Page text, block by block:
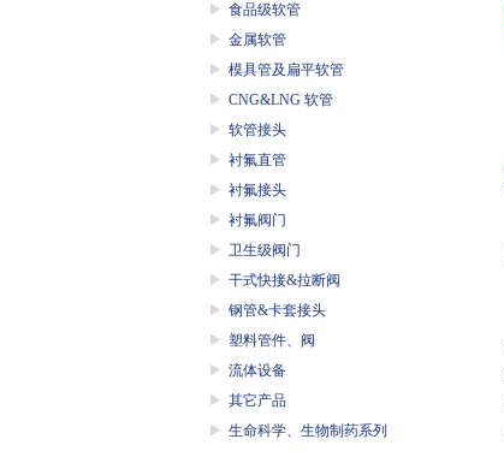
食品级软管
金属软管
模具管及扁平软管
CNG&LNG 软管
软管接头
衬氟直管
衬氟接头
衬氟阀门
卫生级阀门
干式快接&拉断阀
钢管&卡套接头
塑料管件、阀
流体设备
其它产品
生命科学、生物制药系列